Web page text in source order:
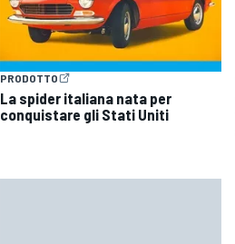
PRODOTTO
La spider italiana nata per
conquistare gli Stati Uniti